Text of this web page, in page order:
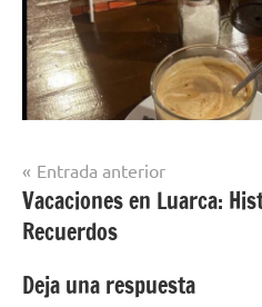
Navegación
de
entradas
Entrada anterior
Vacaciones en Luarca:
Recuerdos
Deja una respuesta